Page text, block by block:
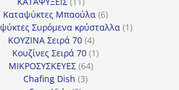
προϊόντα
Καταψύκτες Μπαούλα 66
προϊόντα
Συρόμενα κρύσταλλα 11
ΚΟΥΖΙΝΑ Σειρά 70 44
προϊόντα
Κουζίνες Σειρά 70 11
ΜΙΚΡΟΣΥΣΚΕΥΕΣ 6464
Chafing Dish 33